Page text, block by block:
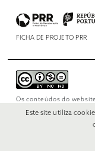
FICHA DE PROJETO PRR
Os conteúdos do
NonCommercial-
Este site utiliza